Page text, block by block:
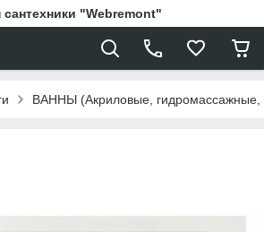
сантехники "Webremont"
ВАННЫ (Акриловые,